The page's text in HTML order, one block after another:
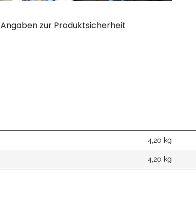
Angaben zur Produktsicherheit
4,20 kg
4,20 kg